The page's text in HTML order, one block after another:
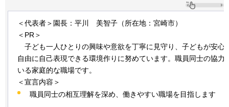
＜代表者＞園長：平川 美智子（所在地：宮崎市）
＜PR＞
子ども一人ひとりの興味や意欲を丁寧に見守り、子どもが安心
自由に自己表現できる環境作りに努めています。職員同士の協力
いる家庭的な職場です。
＜宣言内容＞
職員同士の相互理解を深め、働きやすい職場を目指します